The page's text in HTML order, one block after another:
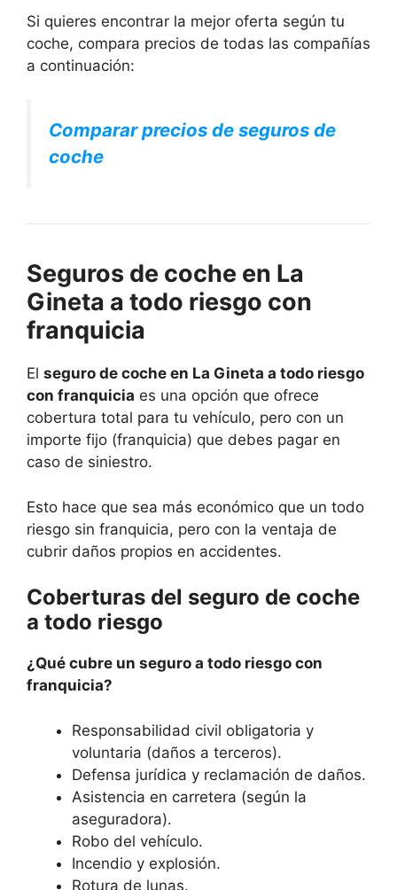
Si quieres encontrar la mejor oferta según tu
coche, compara precios de todas las compañías
a continuación:
Comparar precios de seguros de
coche
Seguros de coche en La
Gineta a todo riesgo con
franquicia
El seguro de coche en La Gineta a todo riesgo
con franquicia es una opción que ofrece
cobertura total para tu vehículo, pero con un
importe fijo (franquicia) que debes pagar en
caso de siniestro.
Esto hace que sea más económico que un todo
riesgo sin franquicia, pero con la ventaja de
cubrir daños propios en accidentes.
Coberturas del seguro de coche
a todo riesgo
¿Qué cubre un seguro a todo riesgo con
franquicia?
Responsabilidad civil obligatoria y
voluntaria (daños a terceros).
Defensa jurídica y reclamación de daños.
Asistencia en carretera (según la
aseguradora).
Robo del vehículo.
Incendio y explosión.
Rotura de lunas.